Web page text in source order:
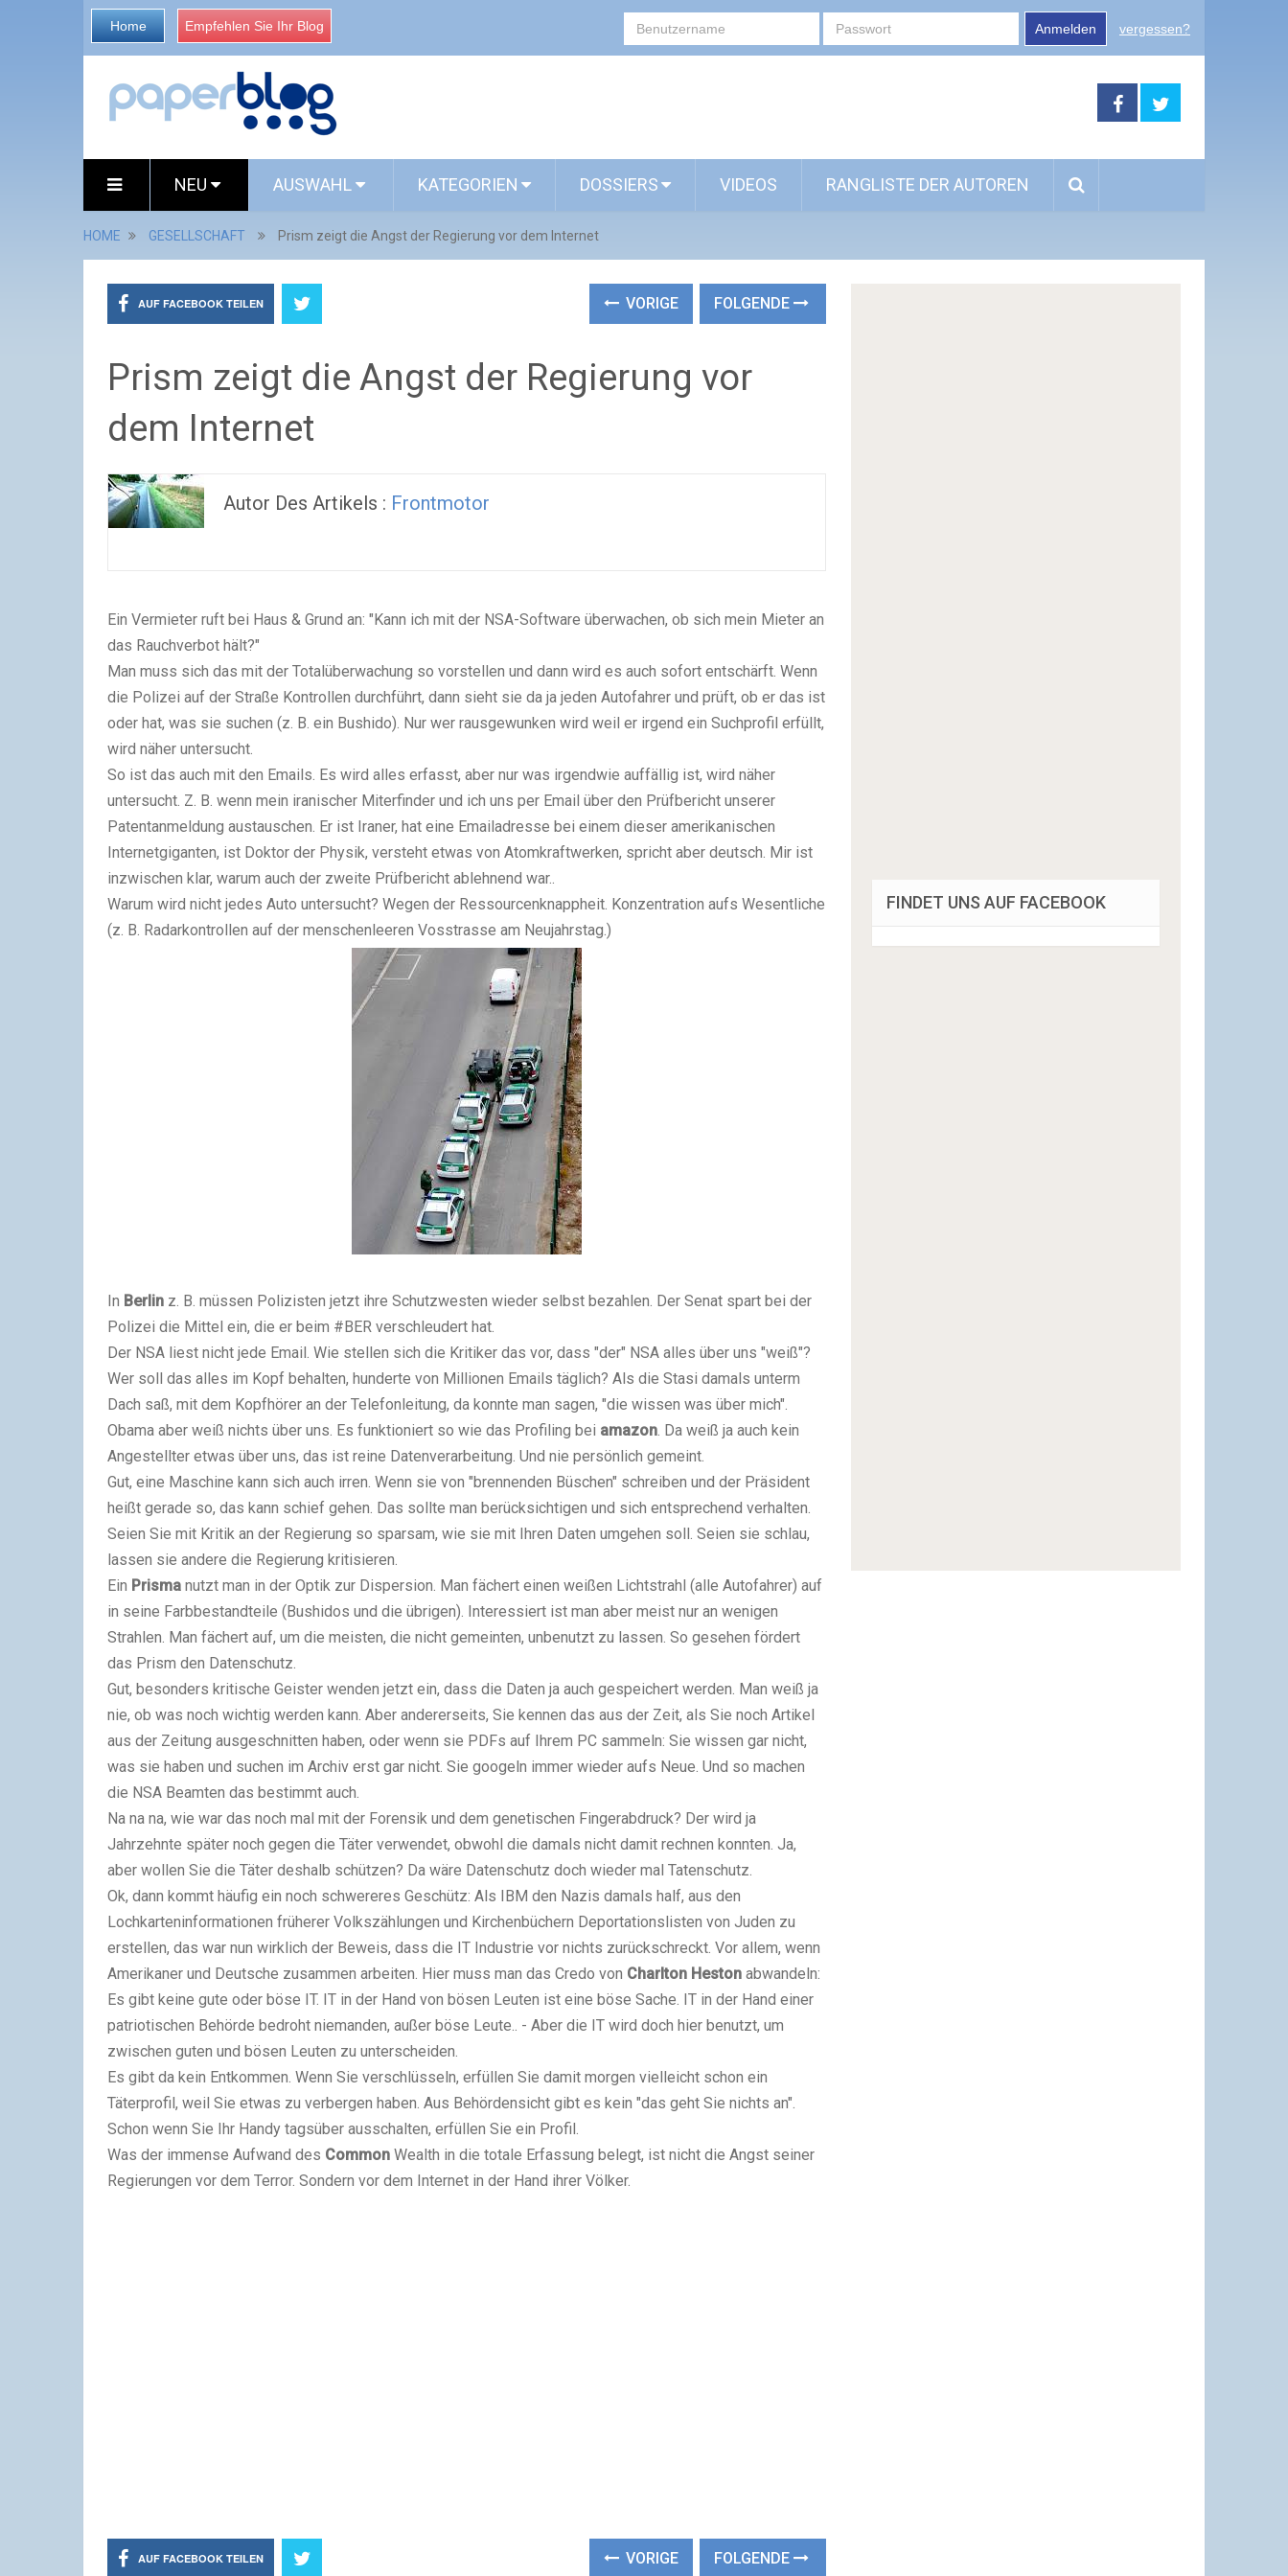
Home Empfehlen Sie Ihr Blog Anmelden vergessen?
NEU AUSWAHL KATEGORIEN DOSSIERS VIDEOS RANGLISTE DER AUTOREN
HOME GESELLSCHAFT Prism zeigt die Angst der Regierung vor dem Internet
AUF FACEBOOK TEILEN VORIGE FOLGENDE
Prism zeigt die Angst der Regierung vor
dem Internet
Autor Des Artikels : Frontmotor
Ein Vermieter ruft bei Haus & Grund an: "Kann ich mit der NSA-Software überwachen, ob sich mein Mieter an
das Rauchverbot hält?"
Man muss sich das mit der Totalüberwachung so vorstellen und dann wird es auch sofort entschärft. Wenn
die Polizei auf der Straße Kontrollen durchführt, dann sieht sie da ja jeden Autofahrer und prüft, ob er das ist
oder hat, was sie suchen (z. B. ein Bushido). Nur wer rausgewunken wird weil er irgend ein Suchprofil erfüllt,
wird näher untersucht.
So ist das auch mit den Emails. Es wird alles erfasst, aber nur was irgendwie auffällig ist, wird näher
untersucht. Z. B. wenn mein iranischer Miterfinder und ich uns per Email über den Prüfbericht unserer
Patentanmeldung austauschen. Er ist Iraner, hat eine Emailadresse bei einem dieser amerikanischen
Internetgiganten, ist Doktor der Physik, versteht etwas von Atomkraftwerken, spricht aber deutsch. Mir ist
inzwischen klar, warum auch der zweite Prüfbericht ablehnend war..
Warum wird nicht jedes Auto untersucht? Wegen der Ressourcenknappheit. Konzentration aufs Wesentliche
(z. B. Radarkontrollen auf der menschenleeren Vosstrasse am Neujahrstag.)
In Berlin z. B. müssen Polizisten jetzt ihre Schutzwesten wieder selbst bezahlen. Der Senat spart bei der
Polizei die Mittel ein, die er beim #BER verschleudert hat.
Der NSA liest nicht jede Email. Wie stellen sich die Kritiker das vor, dass "der" NSA alles über uns "weiß"?
Wer soll das alles im Kopf behalten, hunderte von Millionen Emails täglich? Als die Stasi damals unterm
Dach saß, mit dem Kopfhörer an der Telefonleitung, da konnte man sagen, "die wissen was über mich".
Obama aber weiß nichts über uns. Es funktioniert so wie das Profiling bei amazon . Da weiß ja auch kein
Angestellter etwas über uns, das ist reine Datenverarbeitung. Und nie persönlich gemeint.
Gut, eine Maschine kann sich auch irren. Wenn sie von "brennenden Büschen" schreiben und der Präsident
heißt gerade so, das kann schief gehen. Das sollte man berücksichtigen und sich entsprechend verhalten.
Seien Sie mit Kritik an der Regierung so sparsam, wie sie mit Ihren Daten umgehen soll. Seien sie schlau,
lassen sie andere die Regierung kritisieren.
Ein Prisma nutzt man in der Optik zur Dispersion. Man fächert einen weißen Lichtstrahl (alle Autofahrer) auf
in seine Farbbestandteile (Bushidos und die übrigen). Interessiert ist man aber meist nur an wenigen
Strahlen. Man fächert auf, um die meisten, die nicht gemeinten, unbenutzt zu lassen. So gesehen fördert
das Prism den Datenschutz.
Gut, besonders kritische Geister wenden jetzt ein, dass die Daten ja auch gespeichert werden. Man weiß ja
nie, ob was noch wichtig werden kann. Aber andererseits, Sie kennen das aus der Zeit, als Sie noch Artikel
aus der Zeitung ausgeschnitten haben, oder wenn sie PDFs auf Ihrem PC sammeln: Sie wissen gar nicht,
was sie haben und suchen im Archiv erst gar nicht. Sie googeln immer wieder aufs Neue. Und so machen
die NSA Beamten das bestimmt auch.
Na na na, wie war das noch mal mit der Forensik und dem genetischen Fingerabdruck? Der wird ja
Jahrzehnte später noch gegen die Täter verwendet, obwohl die damals nicht damit rechnen konnten. Ja,
aber wollen Sie die Täter deshalb schützen? Da wäre Datenschutz doch wieder mal Tatenschutz.
Ok, dann kommt häufig ein noch schwereres Geschütz: Als IBM den Nazis damals half, aus den
Lochkarteninformationen früherer Volkszählungen und Kirchenbüchern Deportationslisten von Juden zu
erstellen, das war nun wirklich der Beweis, dass die IT Industrie vor nichts zurückschreckt. Vor allem, wenn
Amerikaner und Deutsche zusammen arbeiten. Hier muss man das Credo von Charlton Heston abwandeln:
Es gibt keine gute oder böse IT. IT in der Hand von bösen Leuten ist eine böse Sache. IT in der Hand einer
patriotischen Behörde bedroht niemanden, außer böse Leute.. - Aber die IT wird doch hier benutzt, um
zwischen guten und bösen Leuten zu unterscheiden.
Es gibt da kein Entkommen. Wenn Sie verschlüsseln, erfüllen Sie damit morgen vielleicht schon ein
Täterprofil, weil Sie etwas zu verbergen haben. Aus Behördensicht gibt es kein "das geht Sie nichts an".
Schon wenn Sie Ihr Handy tagsüber ausschalten, erfüllen Sie ein Profil.
Was der immense Aufwand des Common Wealth in die totale Erfassung belegt, ist nicht die Angst seiner
Regierungen vor dem Terror. Sondern vor dem Internet in der Hand ihrer Völker.
AUF FACEBOOK TEILEN VORIGE FOLGENDE
FINDET UNS AUF FACEBOOK